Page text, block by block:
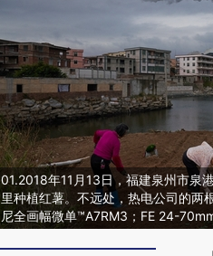
01.2018年11月13日，福建泉州市泉
里种植红薯。不远处，热电公司的两
尼全画幅微单™A7RM3；FE 24-